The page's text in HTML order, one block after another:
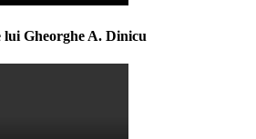
Gheorghe A. Dinicu